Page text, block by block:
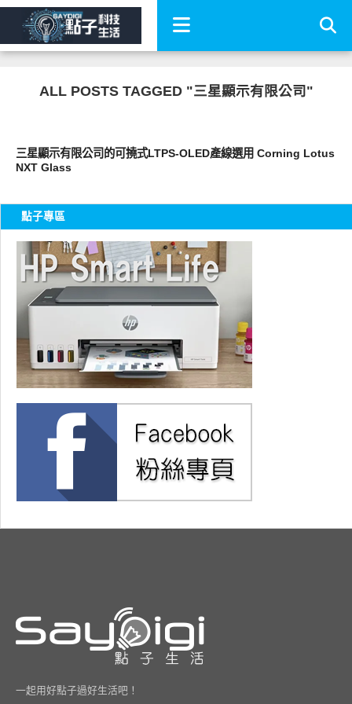
ALL POSTS TAGGED "三星顯示有限公司"
三星顯示有限公司的可撓式LTPS-OLED產線選用 Corning Lotus
NXT Glass
點子專區
一起用好點子過好生活吧！